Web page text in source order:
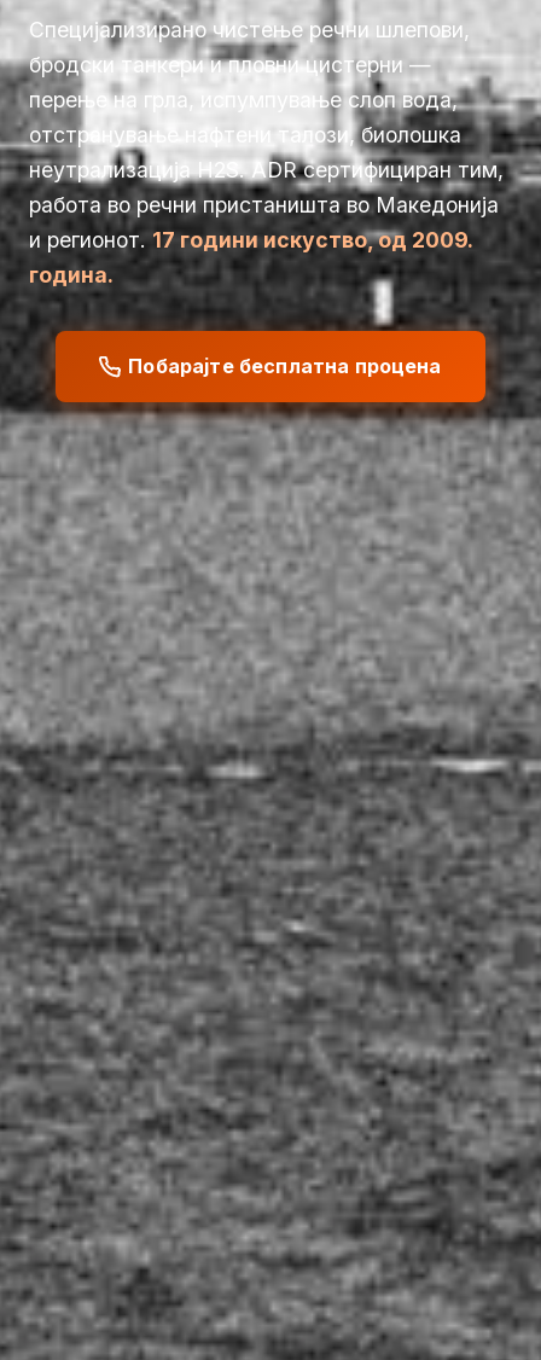
Специјализирано чистење речни шлепови,
бродски танкери и пловни цистерни —
перење на грла, испумпување слоп вода,
отстранување нафтени талози, биолошка
неутрализација H2S. ADR сертифициран тим,
работа во речни пристаништа во Македонија
и регионот.17 години искуство, од 2009.
година.
Побарајте бесплатна процена